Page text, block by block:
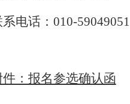
电话： 010-59049051
件：报名参选确认函